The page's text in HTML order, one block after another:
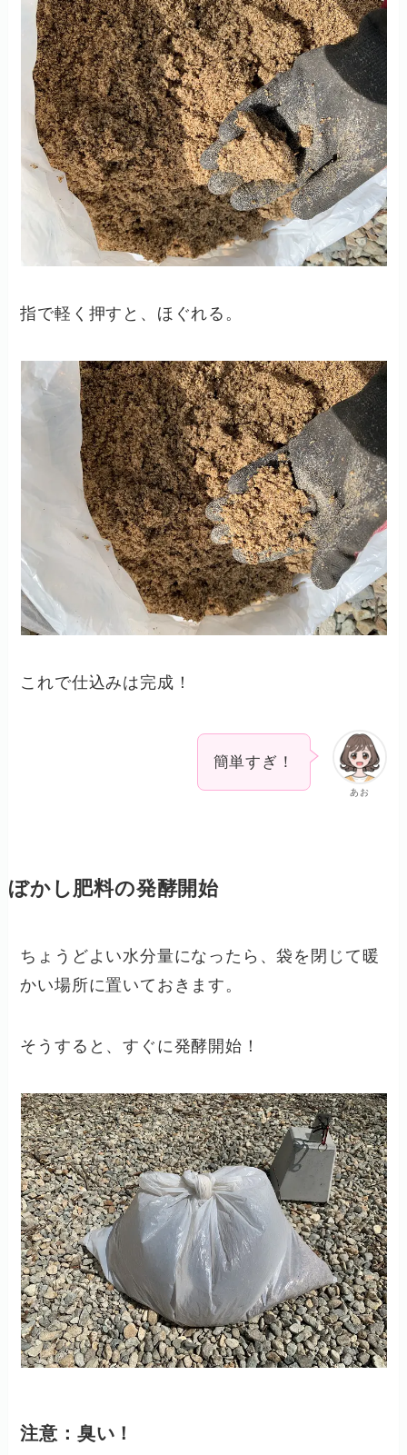
指で軽く押すと、ほぐれる。
これで仕込みは完成！
あお
簡単すぎ！
ぼかし肥料の発酵開始
ちょうどよい水分量になったら、袋を閉じて暖
かい場所に置いておきます。
そうすると、すぐに発酵開始！
注意：臭い！